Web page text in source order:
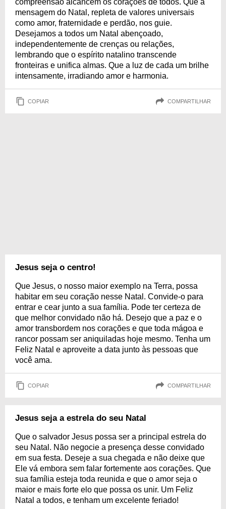
compreensão alcancem os corações de todos. Que a
mensagem do Natal, repleta de valores universais
como amor, fraternidade e perdão, nos guie.
Desejamos a todos um Natal abençoado,
independentemente de crenças ou relações,
lembrando que o espírito natalino transcende
fronteiras e unifica almas. Que a luz de cada um brilhe
intensamente, irradiando amor e harmonia.
COPIAR COMPARTILHAR
Jesus seja o centro!
Que Jesus, o nosso maior exemplo na Terra, possa
habitar em seu coração nesse Natal. Convide-o para
entrar e cear junto a sua família. Pode ter certeza de
que melhor convidado não há. Desejo que a paz e o
amor transbordem nos corações e que toda mágoa e
rancor possam ser aniquiladas hoje mesmo. Tenha um
Feliz Natal e aproveite a data junto às pessoas que
você ama.
COPIAR COMPARTILHAR
Jesus seja a estrela do seu Natal
Que o salvador Jesus possa ser a principal estrela do
seu Natal. Não negocie a presença desse convidado
em sua festa. Deseje a sua chegada e não deixe que
Ele vá embora sem falar fortemente aos corações. Que
sua família esteja toda reunida e que o amor seja o
maior e mais forte elo que possa os unir. Um Feliz
Natal a todos, e tenham um excelente feriado!